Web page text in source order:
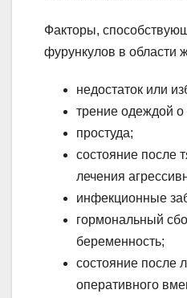
Факторы,
фурункулов в области
недостаток или
трение одеждой о
простуда;
состояние после
лечения
инфекционные
гормональный
беременность;
состояние после
оперативного